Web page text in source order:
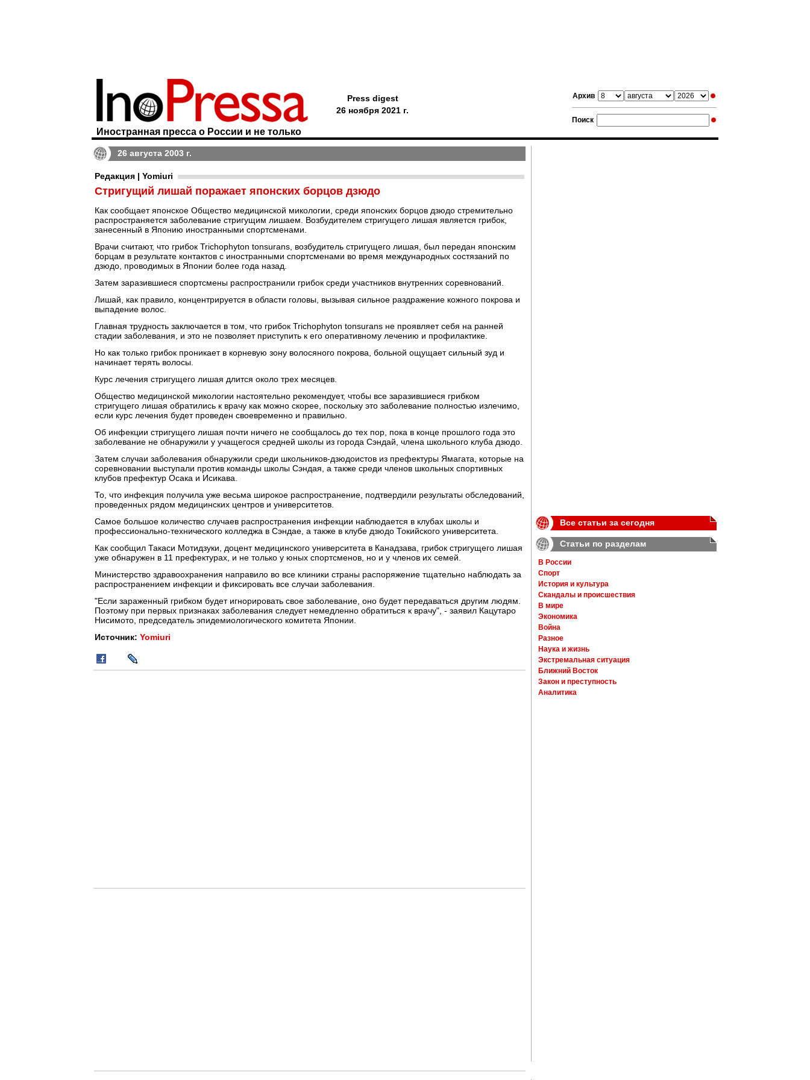
Архив
Поиск
Иностранная пресса о России и не только
Press digest
26 ноября 2021 г.
26 августа 2003 г.
Редакция | Yomiuri
Стригущий лишай поражает японских борцов дзюдо
Как сообщает японское Общество медицинской микологии, среди японских борцов дзюдо стремительно
распространяется заболевание стригущим лишаем. Возбудителем стригущего лишая является грибок,
занесенный в Японию иностранными спортсменами.
Врачи считают, что грибок Trichophyton tonsurans, возбудитель стригущего лишая, был передан японским
борцам в результате контактов с иностранными спортсменами во время международных состязаний по
дзюдо, проводимых в Японии более года назад.
Затем заразившиеся спортсмены распространили грибок среди участников внутренних соревнований.
Лишай, как правило, концентрируется в области головы, вызывая сильное раздражение кожного покрова и
выпадение волос.
Главная трудность заключается в том, что грибок Trichophyton tonsurans не проявляет себя на ранней
стадии заболевания, и это не позволяет приступить к его оперативному лечению и профилактике.
Но как только грибок проникает в корневую зону волосяного покрова, больной ощущает сильный зуд и
начинает терять волосы.
Курс лечения стригущего лишая длится около трех месяцев.
Общество медицинской микологии настоятельно рекомендует, чтобы все заразившиеся грибком
стригущего лишая обратились к врачу как можно скорее, поскольку это заболевание полностью излечимо,
если курс лечения будет проведен своевременно и правильно.
Об инфекции стригущего лишая почти ничего не сообщалось до тех пор, пока в конце прошлого года это
заболевание не обнаружили у учащегося средней школы из города Сэндай, члена школьного клуба дзюдо.
Затем случаи заболевания обнаружили среди школьников-дзюдоистов из префектуры Ямагата, которые на
соревновании выступали против команды школы Сэндая, а также среди членов школьных спортивных
клубов префектур Осака и Исикава.
То, что инфекция получила уже весьма широкое распространение, подтвердили результаты обследований,
проведенных рядом медицинских центров и университетов.
Самое большое количество случаев распространения инфекции наблюдается в клубах школы и
профессионально-технического колледжа в Сэндае, а также в клубе дзюдо Токийского университета.
Как сообщил Такаси Мотидзуки, доцент медицинского университета в Канадзава, грибок стригущего лишая
уже обнаружен в 11 префектурах, и не только у юных спортсменов, но и у членов их семей.
Министерство здравоохранения направило во все клиники страны распоряжение тщательно наблюдать за
распространением инфекции и фиксировать все случаи заболевания.
"Если зараженный грибком будет игнорировать свое заболевание, оно будет передаваться другим людям.
Поэтому при первых признаках заболевания следует немедленно обратиться к врачу", - заявил Кацутаро
Нисимото, председатель эпидемиологического комитета Японии.
Источник: Yomiuri
Все статьи за сегодня
Статьи по разделам
В России
Спорт
История и культура
Скандалы и происшествия
В мире
Экономика
Война
Разное
Наука и жизнь
Экстремальная ситуация
Ближний Восток
Закон и преступность
Аналитика